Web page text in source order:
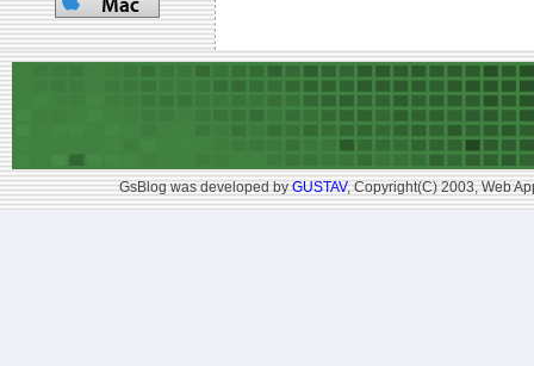
GsBlog was developed byGUSTAV, Copyright(C) 2003, Web